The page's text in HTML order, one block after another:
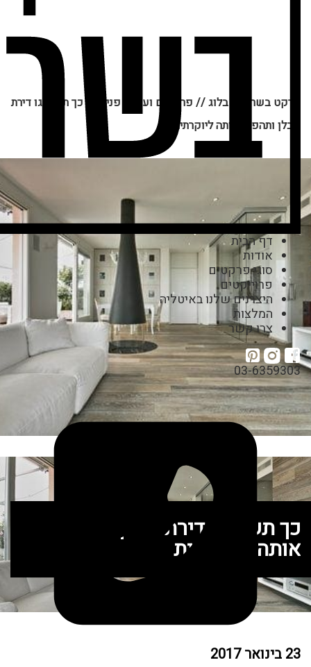
דף הבית
אודות
סוגי פרקטים
פרוייקטים
היצרנים שלנו באיטליה
המלצות
צרו קשר
03-6359303
פרקט בשרון בלוג// פרקטים ועיצוב פנים //כך תשדרגו דירת
קבלן ותהפכו אותה ליוקרתית
כך תשדרגו דירת קבלן ותהפכו
אותה ליוקרתית
23 בינואר 2017